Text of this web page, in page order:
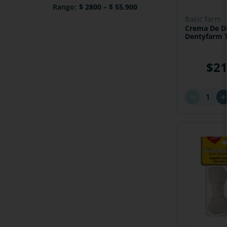
$ 2800 – $ 55.900
basic farm
Crema De
Dentyfarm
$21
＋